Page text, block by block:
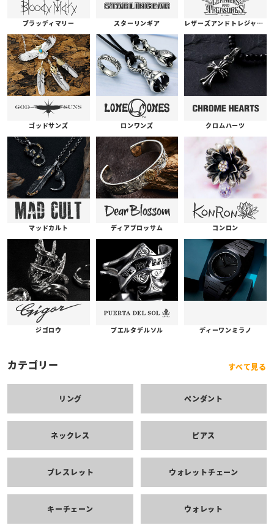
ブラッディマリー スターリンギア レザーズアンドトレジャーズ
ゴッドサンズ ロンワンズ クロムハーツ
マッドカルト ディアブロッサム コンロン
ジゴロウ プエルタデルソル ディーワンミラノ
カテゴリー すべて見る
リング ペンダント
ネックレス ピアス
ブレスレット ウォレットチェーン
キーチェーン ウォレット